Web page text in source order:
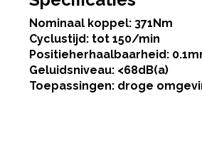
Nominaal koppel: 371Nm
Cyclustijd: tot 150/min
Positieherhaalbaarheid:
Geluidsniveau: <68dB(a)
Toepassingen: droge